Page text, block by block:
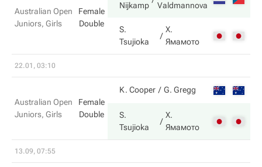
Australian Open
Juniors, Girls
Female
Double
Nijkamp
Valdmannova
S.
Tsujioka
Х.
Ямамото
22.01, 03:10
Australian Open
Juniors, Girls
Female
Double
K. Cooper G. Gregg
S.
Tsujioka
Х.
Ямамото
13.09, 07:55